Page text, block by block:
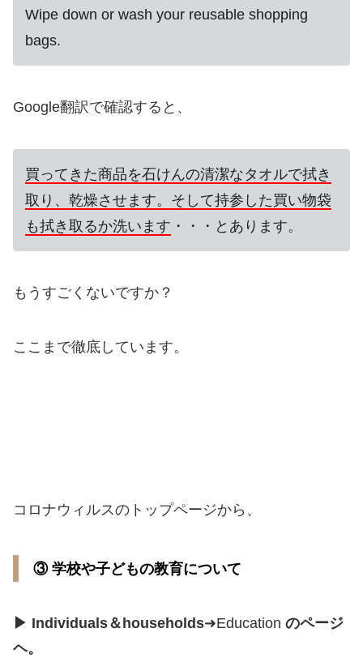
Wipe down or wash your reusable shopping
bags.
Google翻訳で確認すると、
買ってきた商品を石けんの清潔なタオルで拭き
取り、乾燥させます。そして持参した買い物袋
も拭き取るか洗います ・・・とあります。
もうすごくないですか？
ここまで徹底しています。
コロナウィルスのトップページから、
③ 学校や子どもの教育について
▶ Individuals＆households➜Education のページ
ヘ。